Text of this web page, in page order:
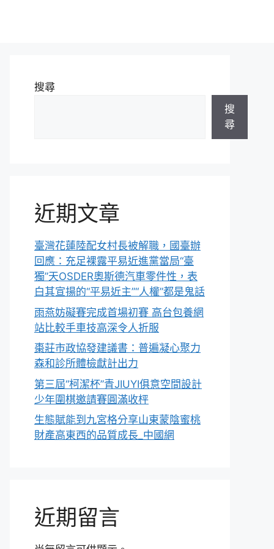
搜尋
搜
尋
近期文章
臺灣花蓮陸配女村長被解職，國臺辦
回應：充足裸露平易近進黨當局“臺
獨”天OSDER奧斯德汽車零件性，表
白其宣揚的“平易近主”“人權”都是鬼話
雨燕妨礙賽完成首場初賽 高台包養網
站比較手車技高深令人折服
棗莊市政協發建議書：普遍凝心聚力
森和診所體檢獻計出力
第三屆“柯潔杯”青JIUYI俱意空間設計
少年圍棋邀請賽圓滿收枰
生態賦能到九宮格分享山東蒙陰蜜桃
財產高東西的品質成長_中國網
近期留言